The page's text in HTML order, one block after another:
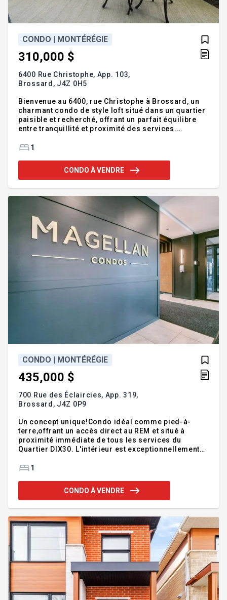
CONDO | MONTÉRÉGIE
310,000 $
6400 Rue Christophe, App. 103,
Brossard, J4Z 0H5
Bienvenue au 6400, rue Christophe à Brossard, un
charmant condo de style loft situé dans un quartier
paisible et recherché, offrant un parfait équilibre
entre tranquillité et proximité des services.
distingue par son aire de vie à concept ouvert et sa
procurant à la fois le cachet d'un loft et l'intimité
d'une chambre fermée. Vous profiterez également
optimal durant la saison estivale, ainsi
1
CONDO À VENDRE
CONDO | MONTÉRÉGIE
435,000 $
700 Rue des Éclaircies, App. 319,
Brossard, J4Z 0P9
Un concept unique!Condo idéal comme pied-à-
terre,offrant un accès direct au REM et situé à
proximité immédiate de tous les services du
Quartier DIX30. L'intérieur est exceptionnellement
faisant de cette unité un espace unique sur le
une atmosphère paisible, lumineuse et ensoleillée.
La salle de bains, digne d'un magazine, propose
coin lunch ainsi qu'un espace bureau parfaitement
intégré.Le condo co
1
CONDO À VENDRE